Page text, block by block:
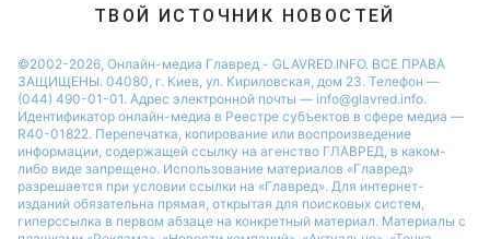
ТВОЙ ИСТОЧНИК НОВОСТЕЙ
©2002-2026, Онлайн-медиа Главред - GLAVRED.INFO. ВСЕ ПРАВА
ЗАЩИЩЕНЫ. 04080, г. Киев, ул. Кириловская, дом 23. Телефон —
(044) 490-01-01. Адрес электронной почты — info@glavred.info.
Идентификатор онлайн-медиа в Реестре cубъектов в сфере медиа —
R40-01822. Перепечатка, копирование или воспроизведение
информации, содержащей ссылку на агенство ГЛАВРЕД, в каком-
либо виде запрещено. Использование материалов «Главред»
разрешается при условии ссылки на «Главред». Для интернет-
изданий обязательна прямая, открытая для поисковых систем,
гиперссылка в первом абзаце на конкретный материал. Материалы с